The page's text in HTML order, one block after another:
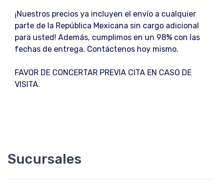
¡Nuestros precios ya incluyen el envío a cualquier
parte de la República Mexicana sin cargo adicional
para usted! Además, cumplimos en un 98% con las
fechas de entrega. Contáctenos hoy mismo.
FAVOR DE CONCERTAR PREVIA CITA EN CASO DE
VISITA.
Sucursales